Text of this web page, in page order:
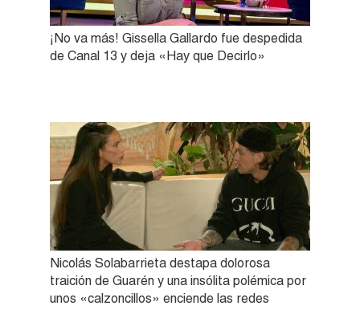
¡No va más! Gissella Gallardo fue despedida
de Canal 13 y deja «Hay que Decirlo»
Nicolás Solabarrieta destapa dolorosa
traición de Guarén y una insólita polémica por
unos «calzoncillos» enciende las redes